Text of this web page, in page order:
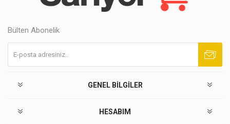
Bülten Abonelik
GENEL BILGILER
HESABIM